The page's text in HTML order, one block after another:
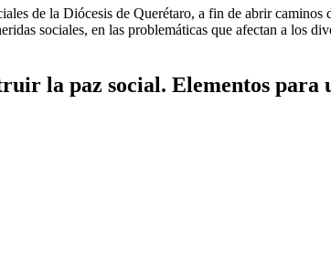
de la Diócesis de Querétaro, a fin de abrir
sociales, en las problemáticas que afectan a los
la paz social. Elementos para